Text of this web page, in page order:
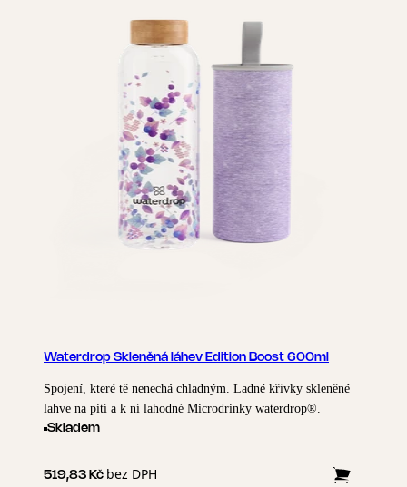
Waterdrop Skleněná láhev Edition Boost 600ml
Spojení, které tě nenechá chladným. Ladné křivky skleněné
lahve na pití a k ní lahodné Microdrinky waterdrop®.
Skladem
519,83 Kč bez DPH